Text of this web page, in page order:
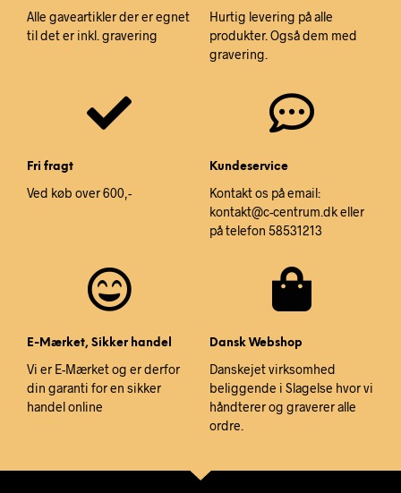
Alle gaveartikler der er egnet
til det er inkl. gravering
Hurtig levering på alle
produkter. Også dem med
gravering.
Fri fragt
Ved køb over 600,-
Kundeservice
Kontakt os på email:
kontakt@c-centrum.dk eller
på telefon 58531213
E-Mærket, Sikker handel
Vi er E-Mærket og er derfor
din garanti for en sikker
handel online
Dansk Webshop
Danskejet virksomhed
beliggende i Slagelse hvor vi
håndterer og graverer alle
ordre.